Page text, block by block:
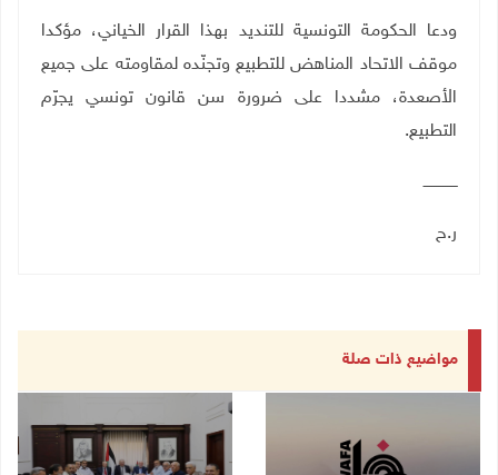
ودعا الحكومة التونسية للتنديد بهذا القرار الخياني، مؤكدا
موقف الاتحاد المناهض للتطبيع وتجنّده لمقاومته على جميع
الأصعدة، مشددا على ضرورة سن قانون تونسي يجرّم
التطبيع.
ـــــــــــــــ
ر.ح
مواضيع ذات صلة